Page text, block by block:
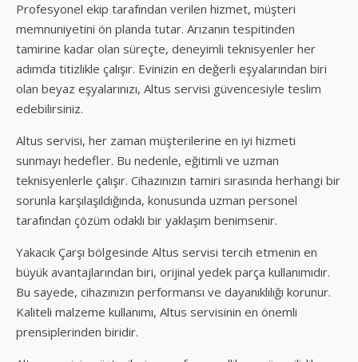
Profesyonel ekip tarafından verilen hizmet, müşteri
memnuniyetini ön planda tutar. Arızanın tespitinden
tamirine kadar olan süreçte, deneyimli teknisyenler her
adımda titizlikle çalışır. Evinizin en değerli eşyalarından biri
olan beyaz eşyalarınızı, Altus servisi güvencesiyle teslim
edebilirsiniz.
Altus servisi, her zaman müşterilerine en iyi hizmeti
sunmayı hedefler. Bu nedenle, eğitimli ve uzman
teknisyenlerle çalışır. Cihazınızın tamiri sırasında herhangi bir
sorunla karşılaşıldığında, konusunda uzman personel
tarafından çözüm odaklı bir yaklaşım benimsenir.
Yakacık Çarşı bölgesinde Altus servisi tercih etmenin en
büyük avantajlarından biri, orijinal yedek parça kullanımıdır.
Bu sayede, cihazınızın performansı ve dayanıklılığı korunur.
Kaliteli malzeme kullanımı, Altus servisinin en önemli
prensiplerinden biridir.